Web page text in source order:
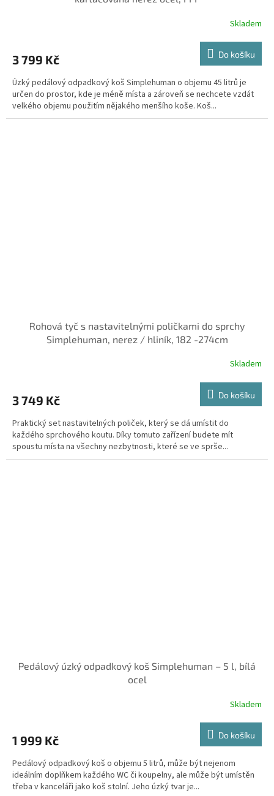
Skladem
3 799 Kč Do košíku
Úzký pedálový odpadkový koš Simplehuman o objemu 45 litrů je
určen do prostor, kde je méně místa a zároveň se nechcete vzdát
velkého objemu použitím nějakého menšího koše. Koš...
Rohová tyč s nastavitelnými poličkami do sprchy
Simplehuman, nerez / hliník, 182 -274cm
Skladem
3 749 Kč Do košíku
Praktický set nastavitelných poliček, který se dá umístit do
každého sprchového koutu. Díky tomuto zařízení budete mít
spoustu místa na všechny nezbytnosti, které se ve sprše...
Pedálový úzký odpadkový koš Simplehuman – 5 l, bílá
ocel
Skladem
1 999 Kč Do košíku
Pedálový odpadkový koš o objemu 5 litrů, může být nejenom
ideálním doplňkem každého WC či koupelny, ale může být umístěn
třeba v kanceláři jako koš stolní. Jeho úzký tvar je...